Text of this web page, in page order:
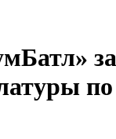
по